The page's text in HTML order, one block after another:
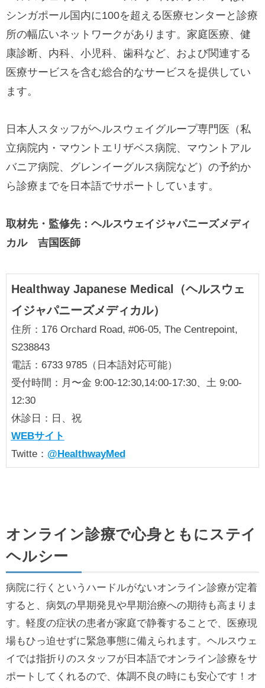
シンガポール国内に100を超える医療センターと診療
所の幅広いネットワークがあります。家庭医療、健
康診断、内科、小児科、歯科など、および関連する
医療サービスを含む総合的なサービスを提供してい
ます。
日本人スタッフがヘルスウェイグループ専門医（私
立病院内・マウントエリザベス病院、マウントアル
バニア病院、グレンイーグルス病院など）の予約か
ら診療までを日本語でサポートしています。
取材先・監修先：ヘルスウェイジャパニーズメディ
カル 吉国医師
Healthway Japanese Medical（ヘルスウェ
イジャパニーズメディカル）
住所：176 Orchard Road, #06-05, The Centrepoint,
S238843
電話：6733 9785（日本語対応可能）
受付時間：月〜金 9:00-12:30,14:00-17:30、土 9:00-
12:30
休診日：日、祝
WEBサイト
Twitte： @HealthwayMed
オンライン診療で心身ともにステイ
ヘルシー
病院に行くというハードルがないオンライン診療が定着
すると、病気の早期発見や早期治療への期待も高まりま
す。軽度の症状の患者が家庭で静養することで、医療現
場もひっ迫せずに緊急事態に備えられます。ヘルスウェ
イでは指折りのスタッフが日本語でオンライン診療をサ
ポートしてくれるので、体調不良の時にも安心です！オ